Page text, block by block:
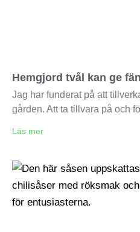
Hemgjord tvål kan ge
Jag har funderat på att
gården. Att ta tillvara på och
Läs mer